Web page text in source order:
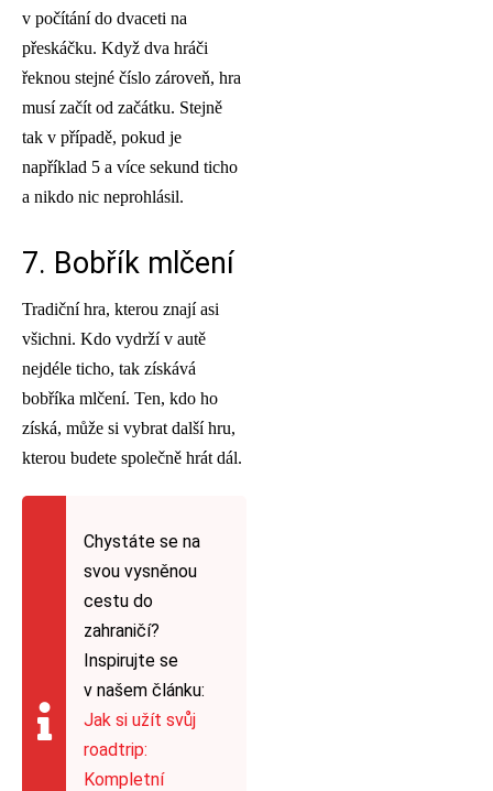
v počítání do dvaceti na
přeskáčku. Když dva hráči
řeknou stejné číslo zároveň, hra
musí začít od začátku. Stejně
tak v případě, pokud je
například 5 a více sekund ticho
a nikdo nic neprohlásil.
7. Bobřík mlčení
Tradiční hra, kterou znají asi
všichni. Kdo vydrží v autě
nejdéle ticho, tak získává
bobříka mlčení. Ten, kdo ho
získá, může si vybrat další hru,
kterou budete společně hrát dál.
Chystáte se na
svou vysněnou
cestu do
zahraničí?
Inspirujte se
v našem článku:
Jak si užít svůj
roadtrip:
Kompletní